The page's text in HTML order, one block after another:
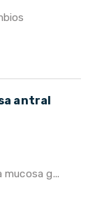
antral
g...